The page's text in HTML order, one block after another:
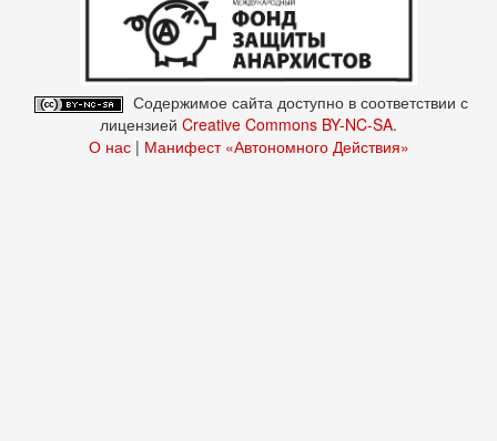
Содержимое сайта доступно в соответствии с
лицензией Creative Commons BY-NC-SA.
О нас| Манифест «Автономного Действия»